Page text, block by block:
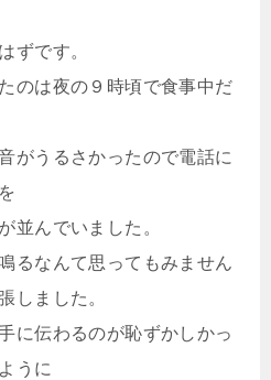
ずです。
のは夜の９時頃で食事中だ
がうるさかったので電話に
並んでいました。
るなんて思ってもみません
しました。
に伝わるのが恥ずかしかっ
うに